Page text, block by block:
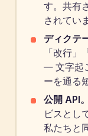
す。共有
されてい
ディクテ
「改行」
— 文字起
ーを通る
公開 API。
ビスとし
私たちと